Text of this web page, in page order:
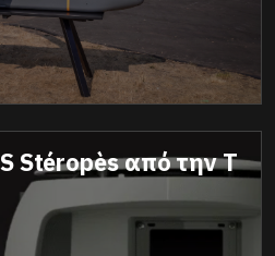
Stéropès από την T